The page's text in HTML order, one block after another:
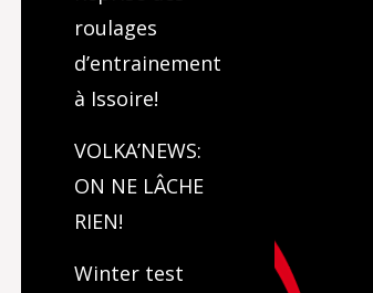
roulages
d’entrainement
à Issoire!
VOLKA’NEWS:
ON NE LÂCHE
RIEN!
Winter test